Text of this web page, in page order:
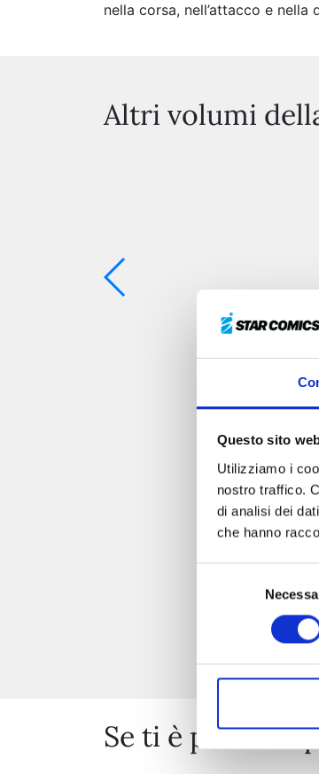
Questo sito
Utilizziamo i
nostro traffico.
di analisi dei
che hanno
nella corsa, nell’attacco e nella
Altri volumi
Se ti è piaciuto